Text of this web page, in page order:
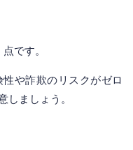
です。
や詐欺のリスクがゼロ
しましょう。